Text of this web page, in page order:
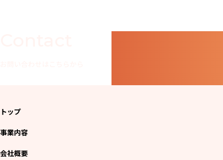
トップ
事業内容
会社概要